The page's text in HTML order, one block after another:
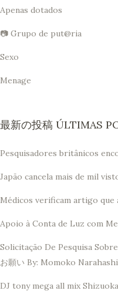
Apenas dotados
📷 Grupo de put@ria
Sexo
Menage
最新の投稿 ÚLTIMAS
Pesquisadores britânicos
Japão cancela mais de mil
Médicos verificam artigo que
Apoio à Conta de Luz com
Solicitação De Pesquisa
お願い By: Momoko Narahashi
DJ tony mega all mix Shizuoka